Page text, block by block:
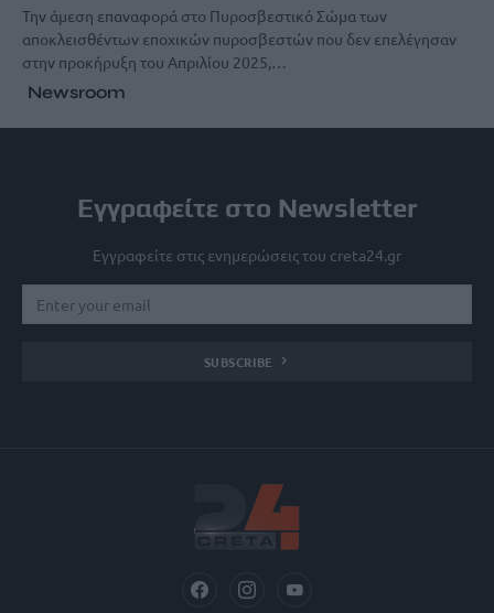
Την άμεση επαναφορά στο Πυροσβεστικό Σώμα των
αποκλεισθέντων εποχικών πυροσβεστών που δεν επελέγησαν
στην προκήρυξη του Απριλίου 2025,…
Newsroom
Εγγραφείτε στο Newsletter
Εγγραφείτε στις ενημερώσεις του creta24.gr
SUBSCRIBE